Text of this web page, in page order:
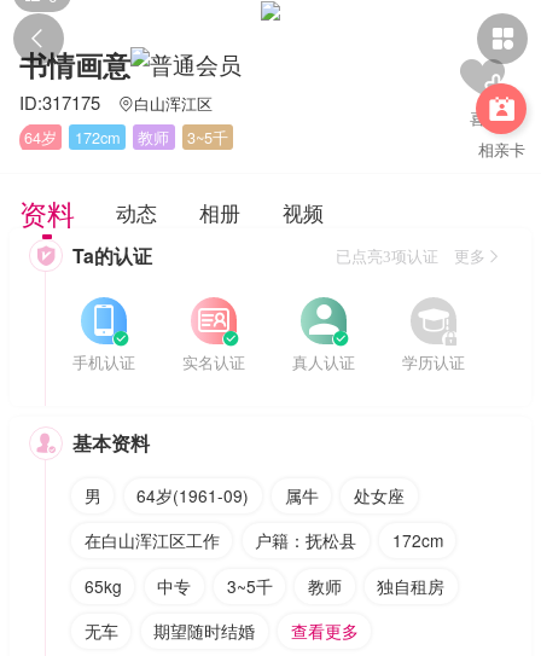
 

相亲卡
书情画意
ID:317175 白山浑江区
64岁
172cm 教师 3~5千
资料 动态 相册 视频
 Ta的认证 已点亮3项认证 更多


手机认证


实名认证


真人认证


学历认证
 基本资料
男 64岁(1961-09) 属牛
处女座
在白山浑江区工作
户籍：抚松县
172cm
65kg
中专 3~5千 教师
独自租房
无车
期望随时结婚 查看更多